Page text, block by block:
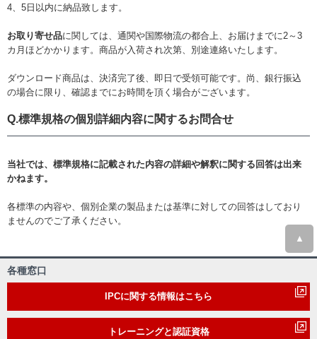
4、5日以内に納品致します。
お取り寄せ品に関しては、通関や国際物流の都合上、お届けまでに2～3
カ月ほどかかります。商品が入荷され次第、別途連絡いたします。
ダウンロード商品は、決済完了後、即日で受領可能です。尚、銀行振込
の場合に限り、確認までにお時間を頂く場合がございます。
Q.標準規格の個別詳細内容に関するお問合せ
当社では、標準規格に記載された内容の詳細や解釈に関する回答は出来
かねます。
各標準の内容や、個別企業の製品または基準に対しての回答はしており
ませんのでご了承ください。
▲
各種窓口
IPCに関する情報はこちら
トレーニングと認証資格